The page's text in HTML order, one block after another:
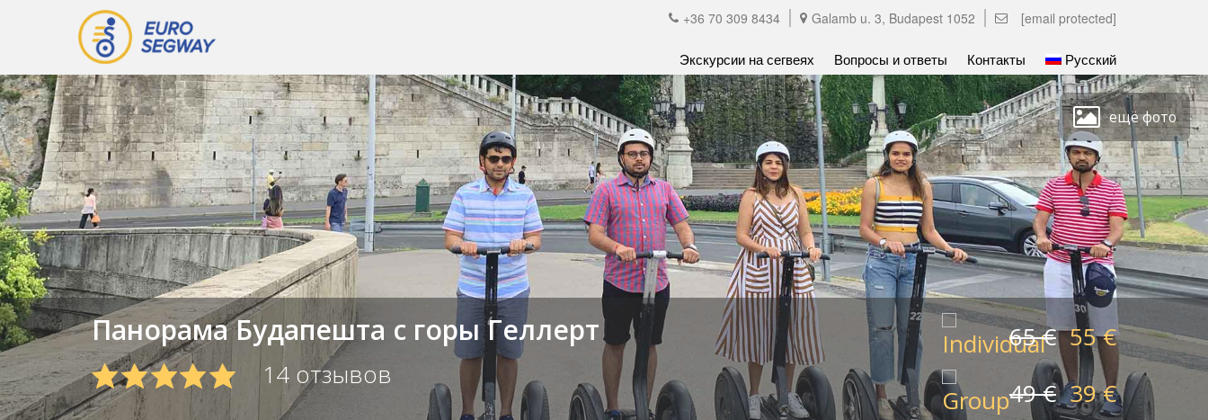
+36 70 309 8434 Galamb u. 3, Budapest 1052 [email protected]
Экскурсии на сегвеях Вопросы и ответы Контакты Русский
ещё фото
Панорама Будапешта с горы Геллерт
14 отзывов
65 € 55 €
49 € 39 €